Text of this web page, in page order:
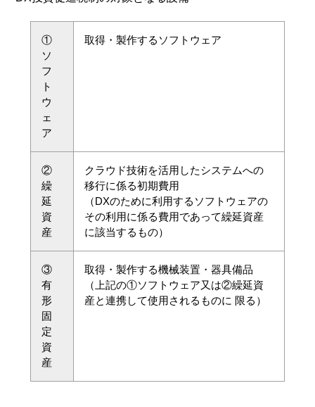
①
ソ
フ
ト
ウ
ェ
ア
取得・製作するソフトウェア
②
繰
延
資
産
クラウド技術を活用したシステムへの
移行に係る初期費用
（DXのために利用するソフトウェアの
その利用に係る費用であって繰延資産
に該当するもの）
③
有
形
固
定
資
産
取得・製作する機械装置・器具備品
（上記の①ソフトウェア又は②繰延資
産と連携して使用されるものに 限る）